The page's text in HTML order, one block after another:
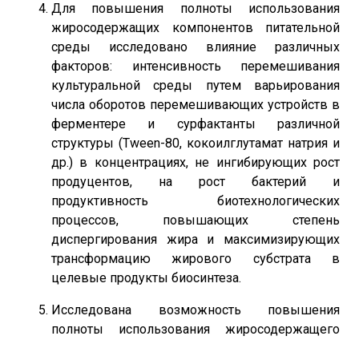
Для повышения полноты использования
жиросодержащих компонентов питательной
среды исследовано влияние различных
факторов: интенсивность перемешивания
культуральной среды путем варьирования
числа оборотов перемешивающих устройств в
ферментере и сурфактанты различной
структуры (Tween-80, кокоилглутамат натрия и
др.) в концентрациях, не ингибирующих рост
продуцентов, на рост бактерий и
продуктивность биотехнологических
процессов, повышающих степень
диспергирования жира и максимизирующих
трансформацию жирового субстрата в
целевые продукты биосинтеза.
Исследована возможность повышения
полноты использования жиросодержащего